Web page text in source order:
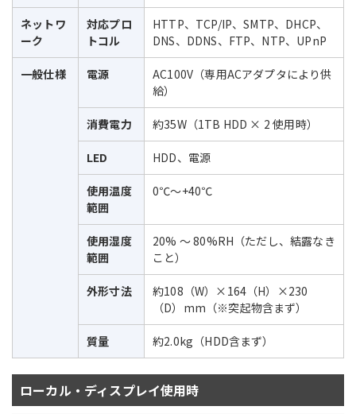
ネットワ
ーク
対応プロ
トコル
HTTP、TCP/IP、SMTP、DHCP、
DNS、DDNS、FTP、NTP、UPnP
一般仕様 電源
AC100V（専用ACアダプタにより供
給）
消費電力 約35W（1TB HDD × 2 使用時）
LED HDD、電源
使用温度
範囲
0℃～+40℃
使用湿度
範囲
20% ～ 80%RH（ただし、結露なき
こと）
外形寸法
約108（W）×164（H）×230
（D）mm（※突起物含まず）
質量 約2.0kg（HDD含まず）
ローカル・ディスプレイ使用時